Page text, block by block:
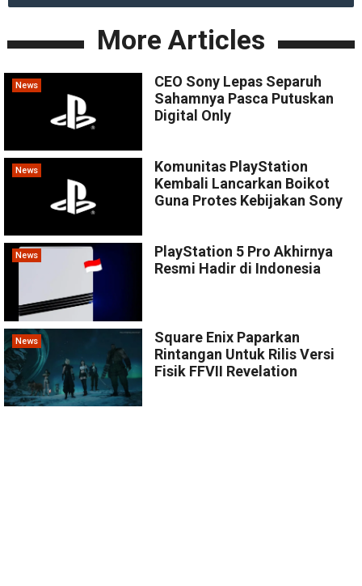
More Articles
News
CEO Sony Lepas Separuh
Sahamnya Pasca Putuskan
Digital Only
News
Komunitas PlayStation
Kembali Lancarkan Boikot
Guna Protes Kebijakan Sony
News
PlayStation 5 Pro Akhirnya
Resmi Hadir di Indonesia
News
Square Enix Paparkan
Rintangan Untuk Rilis Versi
Fisik FFVII Revelation